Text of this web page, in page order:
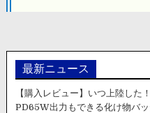
最新ニュース
【購入レビュー】いつ上陸し
PD65W出力もできる化け物バ